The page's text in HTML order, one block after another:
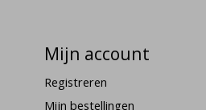
Mijn account
Registreren
Mijn bestellingen